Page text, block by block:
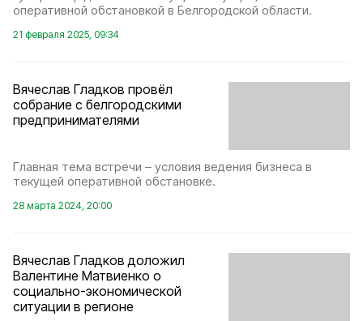
оперативной обстановкой в Белгородской области.
21 февраля 2025, 09:34
Вячеслав Гладков провёл
собрание с белгородскими
предпринимателями
Главная тема встречи – условия ведения бизнеса в
текущей оперативной обстановке.
28 марта 2024, 20:00
Вячеслав Гладков доложил
Валентине Матвиенко о
социально-экономической
ситуации в регионе